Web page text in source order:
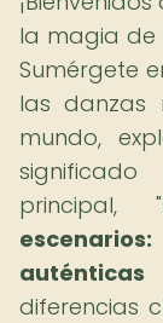
la magia de
Sumérgete
las danzas
mundo,
principal, "
diferencias